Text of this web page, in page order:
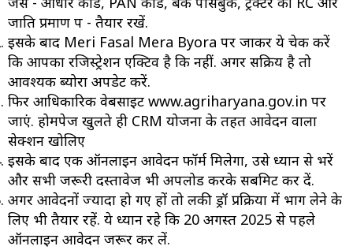
जाति प्रमाण पत्र - तैयार रखें.
इसके बाद Meri Fasal Mera Byora पर जाकर ये चेक करें
कि आपका रजिस्ट्रेशन एक्टिव है कि नहीं. अगर सक्रिय है तो
आवश्यक ब्योरा अपडेट करें.
फिर आधिकारिक वेबसाइट www.agriharyana.gov.in पर
जाएं. होमपेज खुलते ही CRM योजना के तहत आवेदन वाला
सेक्शन खोलिए
इसके बाद एक ऑनलाइन आवेदन फॉर्म मिलेगा, उसे ध्यान से भरें
और सभी जरूरी दस्तावेज भी अपलोड करके सबमिट कर दें.
अगर आवेदनों ज्यादा हो गए हों तो लकी ड्रॉ प्रक्रिया में भाग लेने के
लिए भी तैयार रहें. ये ध्यान रहे कि 20 अगस्त 2025 से पहले
ऑनलाइन आवेदन जरूर कर लें.